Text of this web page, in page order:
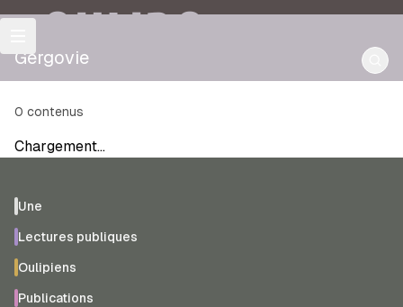
OULIPO
Gergovie
0 contenus
Chargement…
Une
Lectures publiques
Oulipiens
Publications